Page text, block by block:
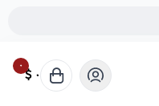
٠
٠ $